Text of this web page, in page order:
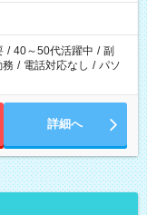
/ 40～50代活躍中 / 副
務 / 電話対応なし / パソ
詳細へ